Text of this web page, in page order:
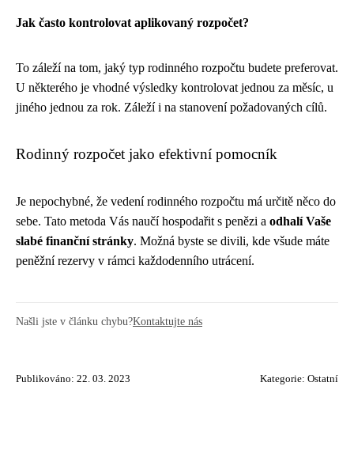
Jak často kontrolovat aplikovaný rozpočet?
To záleží na tom, jaký typ rodinného rozpočtu budete preferovat.
U některého je vhodné výsledky kontrolovat jednou za měsíc, u
jiného jednou za rok. Záleží i na stanovení požadovaných cílů.
Rodinný rozpočet jako efektivní pomocník
Je nepochybné, že vedení rodinného rozpočtu má určitě něco do
sebe. Tato metoda Vás naučí hospodařit s penězi a odhalí Vaše
slabé finanční stránky. Možná byste se divili, kde všude máte
peněžní rezervy v rámci každodenního utrácení.
Našli jste v článku chybu?Kontaktujte nás
Publikováno: 22. 03. 2023 Kategorie: Ostatní